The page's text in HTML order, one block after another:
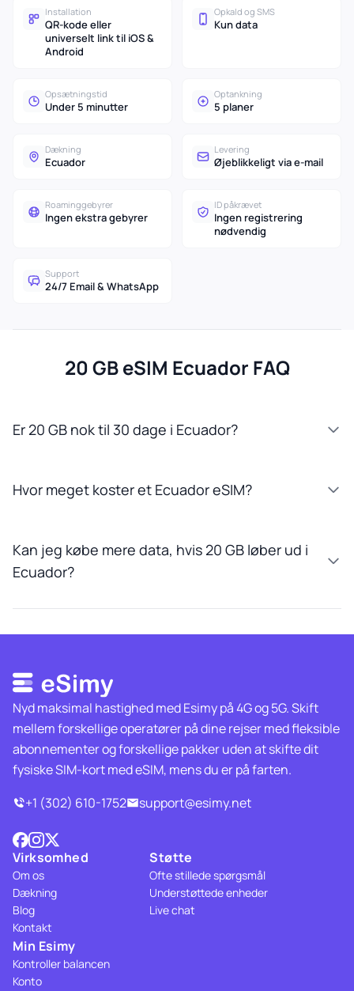
Installation
QR-kode eller
universelt link til iOS &
Android
Opkald og SMS
Kun data
Opsætningstid
Under 5 minutter
Optankning
5 planer
Dækning
Ecuador
Levering
Øjeblikkeligt via e-mail
Roaminggebyrer
Ingen ekstra gebyrer
ID påkrævet
Ingen registrering
nødvendig
Support
24/7 Email & WhatsApp
20 GB eSIM Ecuador FAQ
Er 20 GB nok til 30 dage i Ecuador?
Hvor meget koster et Ecuador eSIM?
Kan jeg købe mere data, hvis 20 GB løber ud i
Ecuador?
Nyd maksimal hastighed med Esimy på 4G og 5G. Skift
mellem forskellige operatører på dine rejser med fleksible
abonnementer og forskellige pakker uden at skifte dit
fysiske SIM-kort med eSIM, mens du er på farten.
+1 (302) 610-1752
support@esimy.net
Virksomhed
Om os
Dækning
Blog
Kontakt
Støtte
Ofte stillede spørgsmål
Understøttede enheder
Live chat
Min Esimy
Kontroller balancen
Konto